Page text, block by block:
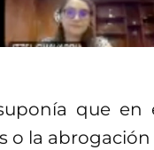
que
o la